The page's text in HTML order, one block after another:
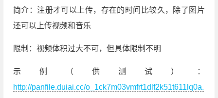
简介：注册才可以上传，存在的时间比较久，除了图片
还可以上传视频和音乐
限制：视频体积过大不可，但具体限制不明
示例（供测试）：
http://panfile.duiai.cc/o_1ck7m03vmfrt1dlf2k51t611lq0a.